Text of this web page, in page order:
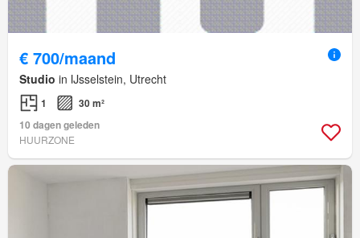
€ 700/maand
Studio in IJsselstein, Utrecht
1
30 m²
10 dagen geleden
HUURZONE